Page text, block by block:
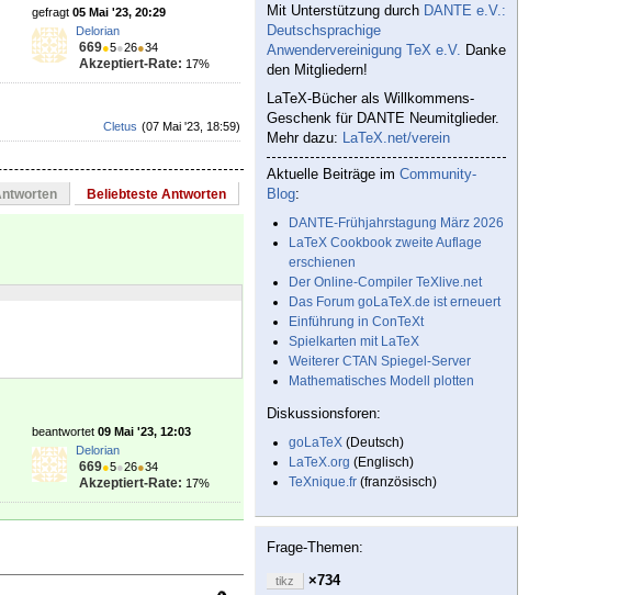
gefragt 05 Mai '23, 20:29
Delorian
669●5●26●34
Akzeptiert-Rate: 17%
(07 Mai '23, 18:59)
Cletus
Beliebteste Antworten
beantwortet 09 Mai '23, 12:03
Delorian
669●5●26●34
Akzeptiert-Rate: 17%
Mit Unterstützung durch DANTE e.V.:
Deutschsprachige
Anwendervereinigung TeX e.V. Danke
den Mitgliedern!
LaTeX-Bücher als Willkommens-
Geschenk für DANTE Neumitglieder.
Mehr dazu: LaTeX.net/verein
Aktuelle Beiträge im Community-
Blog:
DANTE-Frühjahrstagung März 2026
LaTeX Cookbook zweite Auflage
erschienen
Der Online-Compiler TeXlive.net
Das Forum goLaTeX.de ist erneuert
Einführung in ConTeXt
Spielkarten mit LaTeX
Weiterer CTAN Spiegel-Server
Mathematisches Modell plotten
Diskussionsforen:
goLaTeX (Deutsch)
LaTeX.org (Englisch)
TeXnique.fr (französisch)
Frage-Themen:
tikz ×734